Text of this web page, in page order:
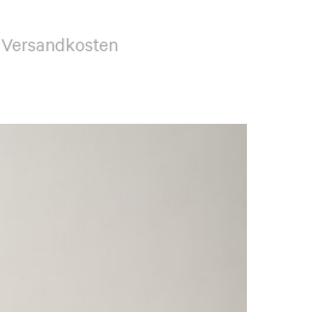
Versandkosten